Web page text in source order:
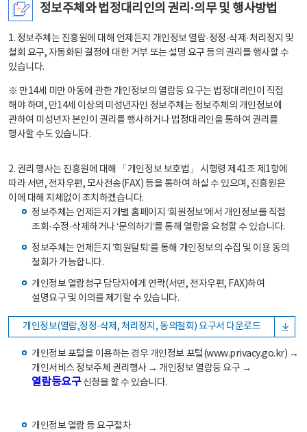
정보주체와 법정대리인의 권리·의무 및 행사방법
1. 정보주체는 진흥원에 대해 언제든지 개인정보 열람·정정·삭제·처리정지 및
철회 요구, 자동화된 결정에 대한 거부 또는 설명 요구 등의 권리를 행사할 수
있습니다.
※ 만14세 미만 아동에 관한 개인정보의 열람등 요구는 법정대리인이 직접
해야 하며, 만14세 이상의 미성년자인 정보주체는 정보주체의 개인정보에
관하여 미성년자 본인이 권리를 행사하거나 법정대리인을 통하여 권리를
행사할 수도 있습니다.
2. 권리 행사는 진흥원에 대해 「개인정보 보호법」 시행령 제41조 제1항에
따라 서면, 전자우편, 모사전송(FAX) 등을 통하여 하실 수 있으며, 진흥원은
이에 대해 지체없이 조치하겠습니다.
정보주체는 언제든지 개별 홈페이지 ‘회원정보’에서 개인정보를 직접
조회·수정·삭제하거나 ‘문의하기’를 통해 열람을 요청할 수 있습니다.
정보주체는 언제든지 ‘회원탈퇴’를 통해 개인정보의 수집 및 이용 동의
철회가 가능합니다.
개인정보 열람청구 담당자에게 연락(서면, 전자우편, FAX)하여
설명요구 및 이의를 제기할 수 있습니다.
개인정보(열람,정정·삭제, 처리정지, 동의철회) 요구서 다운로드
개인정보 포털을 이용하는 경우 개인정보 포털(www.privacy.go.kr) →
개인서비스 정보주체 권리행사 → 개인정보 열람등 요구 →
열람등요구신청을 할 수 있습니다.
개인정보 열람 등 요구절차